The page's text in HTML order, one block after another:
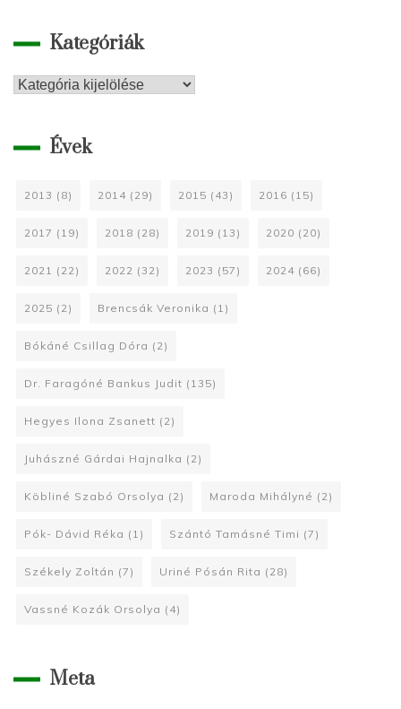
Kategóriák
Kategóriák
Évek
2013 (8) 2014 (29) 2015 (43) 2016 (15)
2017 (19) 2018 (28) 2019 (13) 2020 (20)
2021 (22) 2022 (32) 2023 (57) 2024 (66)
2025 (2) Brencsák Veronika (1)
Bókáné Csillag Dóra (2)
Dr. Faragóné Bankus Judit (135)
Hegyes Ilona Zsanett (2)
Juhászné Gárdai Hajnalka (2)
Köbliné Szabó Orsolya (2) Maroda Mihályné (2)
Pók- Dávid Réka (1) Szántó Tamásné Timi (7)
Székely Zoltán (7) Uriné Pósán Rita (28)
Vassné Kozák Orsolya (4)
Meta